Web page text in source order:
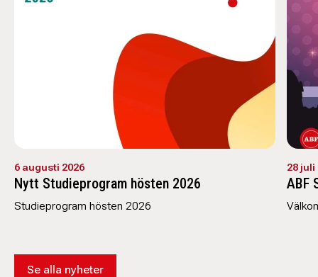
6 augusti 2026
Nytt Studieprogram hösten 2026
Studieprogram hösten 2026
28 juli
ABF
Se alla nyheter